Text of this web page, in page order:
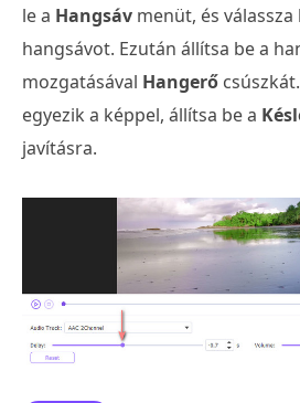
le a Hangsáv menüt, és
hangsávot. Ezután állítsa be a
mozgatásával Hangerő
egyezik a képpel, állítsa be a
javításra.